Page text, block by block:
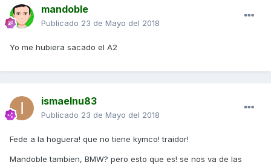
mandoble
Publicado 23 de Mayo del 2018
Yo me hubiera sacado el A2
ismaelnu83
Publicado 23 de Mayo del 2018
Fede a la hoguera! que no tiene kymco! traidor!
Mandoble tambien, BMW? pero esto que es! se nos va de las